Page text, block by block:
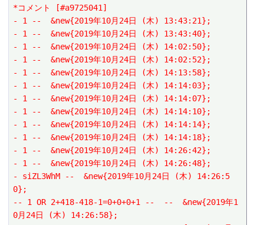
*コメント [#a9725041]
- 1 --  &new{2019年10月24日 (木) 13:43:21};
- 1 --  &new{2019年10月24日 (木) 13:43:40};
- 1 --  &new{2019年10月24日 (木) 14:02:50};
- 1 --  &new{2019年10月24日 (木) 14:02:52};
- 1 --  &new{2019年10月24日 (木) 14:13:58};
- 1 --  &new{2019年10月24日 (木) 14:14:03};
- 1 --  &new{2019年10月24日 (木) 14:14:07};
- 1 --  &new{2019年10月24日 (木) 14:14:10};
- 1 --  &new{2019年10月24日 (木) 14:14:14};
- 1 --  &new{2019年10月24日 (木) 14:14:18};
- 1 --  &new{2019年10月24日 (木) 14:26:42};
- 1 --  &new{2019年10月24日 (木) 14:26:48};
- siZL3WhM --  &new{2019年10月24日 (木) 14:26:5
0};
-- 1 OR 2+418-418-1=0+0+0+1 --  --  &new{2019年1
0月24日 (木) 14:26:58};